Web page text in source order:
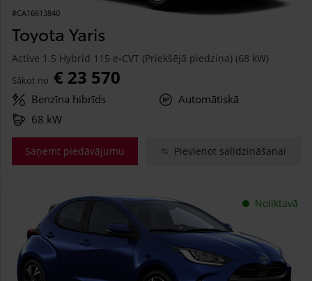
#CA16613840
Toyota Yaris
Active 1.5 Hybrid 115 e-CVT (Priekšējā piedziņa) (68 kW)
Sākot no € 23 570
Benzīna hibrīds
Automātiskā
68 kW
Saņemt piedāvājumu Pievienot salīdzināšanai
Noliktavā